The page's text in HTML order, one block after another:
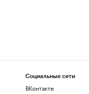
Социальные сети
ВКонтакте